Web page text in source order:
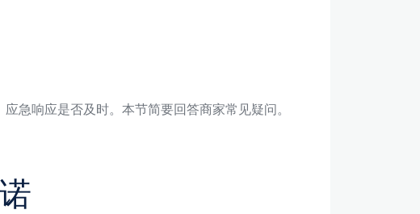
急响应是否及时。本节简要回答商家常见疑问。